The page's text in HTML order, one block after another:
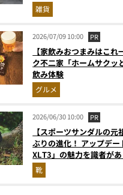
雑貨
2026/07/09 10:00 PR
【家飲みおつまみはこ
ク不二家「ホームサクッ
飲み体験
グルメ
2026/06/30 10:00 PR
【スポーツサンダルの
ぶりの進化！ アップデ
XLT3」の魅力を識者が
解説！
靴